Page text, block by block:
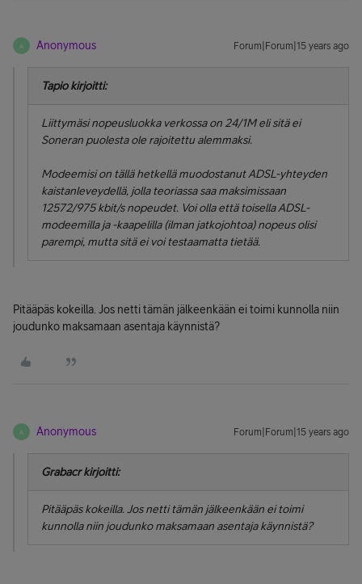
A Anonymous Forum|Forum|15 years ago
Tapio kirjoitti:
Liittymäsi nopeusluokka verkossa on 24/1M eli sitä ei
Soneran puolesta ole rajoitettu alemmaksi.
Modeemisi on tällä hetkellä muodostanut ADSL-yhteyden
kaistanleveydellä, jolla teoriassa saa maksimissaan
12572/975 kbit/s nopeudet. Voi olla että toisella ADSL-
modeemilla ja -kaapelilla (ilman jatkojohtoa) nopeus olisi
parempi, mutta sitä ei voi testaamatta tietää.
Pitääpäs kokeilla. Jos netti tämän jälkeenkään ei toimi kunnolla niin
joudunko maksamaan asentaja käynnistä?
A Anonymous Forum|Forum|15 years ago
Grabacr kirjoitti:
Pitääpäs kokeilla. Jos netti tämän jälkeenkään ei toimi
kunnolla niin joudunko maksamaan asentaja käynnistä?